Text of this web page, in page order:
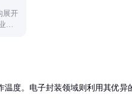
展开
绝
温度。电子封装领域则利用其优异